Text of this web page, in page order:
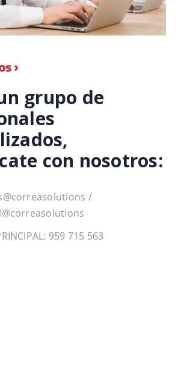
›
grupo de
con nosotros:
/
959 715 563